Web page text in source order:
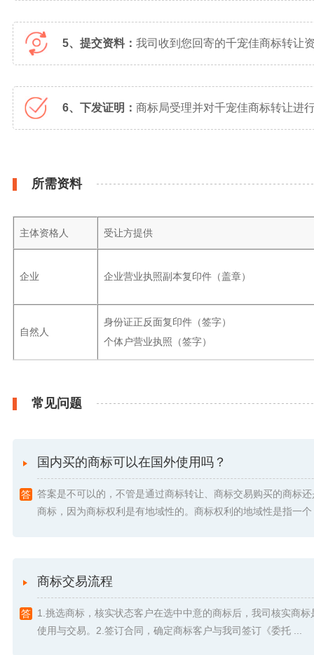
5、提交资料： 我司收到您回寄的千宠佳商标转让
6、下发证明： 商标局受理并对千宠佳商标转让进
所需资料
主体资格人 受让方提供
企业 企业营业执照副本复印件（盖章）
自然人
身份证正反面复印件（签字）
个体户营业执照（签字）
常见问题
国内买的商标可以在国外使用吗？
答案是不可以的，不管是通过商标转让、商标交易购买的商标
商标，因为商标权利是有地域性的。商标权利的地域性是指一
商标交易流程
1.挑选商标，核实状态客户在选中中意的商标后，我司核实商标
使用与交易。2.签订合同，确定商标客户与我司签订《委托 ...